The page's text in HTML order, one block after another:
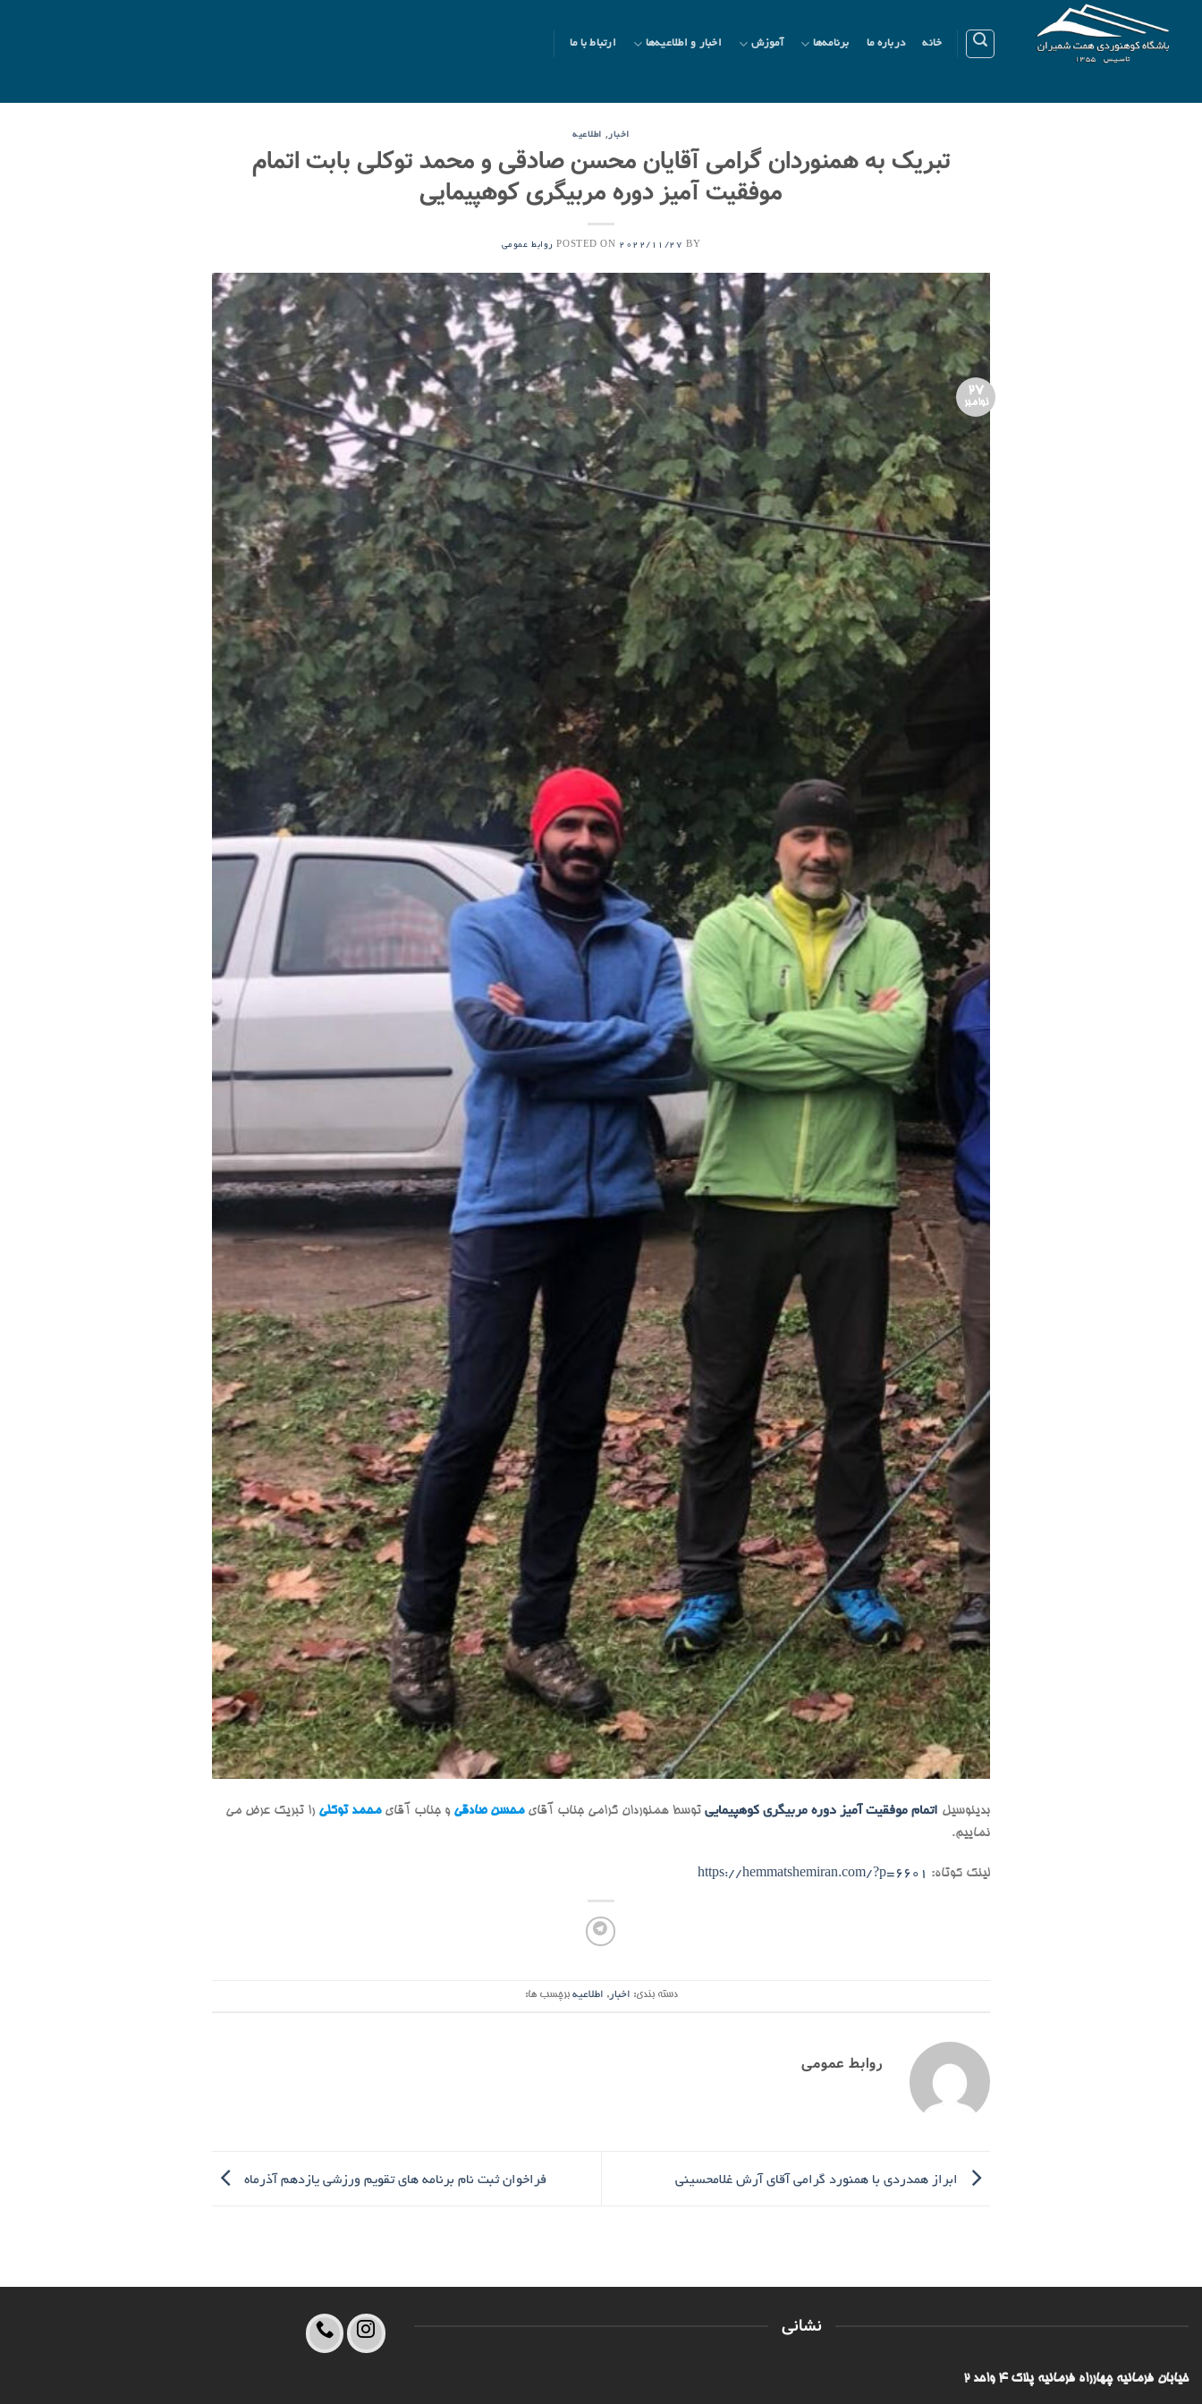
content
خانه درباره ما برنامه‌ها آموزش اخبار و اطلاعیه‌ها ارتباط با ما
اخبار, اطلاعیه
تبریک به همنوردان گرامی آقایان محسن صادقی و محمد توکلی بابت اتمام
موفقیت آمیز دوره مربیگری کوهپیمایی
POSTED ON 2022/11/27 BY روابط عمومی
27
نوامبر
بدینوسیل اتمام موفقیت آمیز دوره مربیگری کوهپیمایی توسط همنوردان گرامی جناب آقایمحسن صادقی و جناب آقایمحمد توکلی را تبریک عرض می
نماییم.
لینک کوتاه: https://hemmatshemiran.com/?p=6601
دسته بندی: اخبار, اطلاعیه برچسب ها:
روابط عمومی
ابراز همدردی با همنورد گرامی آقای آرش غلامحسینی فراخوان ثبت نام برنامه های تقویم ورزشی یازدهم آذرماه
نشانی
خیابان فرمانیه چهارراه فرمانیه پلاک ۴ واحد ۲